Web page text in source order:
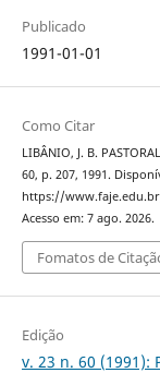
Publicado
1991-01-01
Como Citar
LIBÂNIO, J. B.
60, p. 207, 1991.
https://
Acesso em: 7 ago. 2026.
Fomatos de
Edição
v. 23 n. 60 (1991):